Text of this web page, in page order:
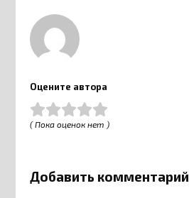
Оцените автора
( Пока оценок нет )
Добавить комментарий